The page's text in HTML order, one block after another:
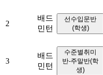
2
배드
민턴
선수입문반
(학생)
3
배드
민턴
수준별취미
반-주말반(학
생)